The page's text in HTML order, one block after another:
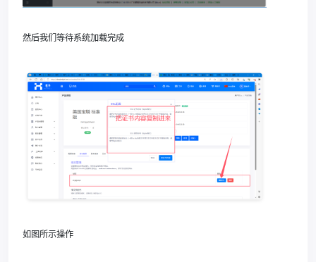
然后我们等待系统加载完成
如图所示操作